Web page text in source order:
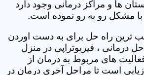
ها و مراکز درمانی وجود دارد
با مشکل رو به رو نموده است.
ترین راه حل برای به دست اوردن
درمانی ، فیزیوتراپی در منزل
های مربوط به درمان از
است تا مراحل آخری درمان در